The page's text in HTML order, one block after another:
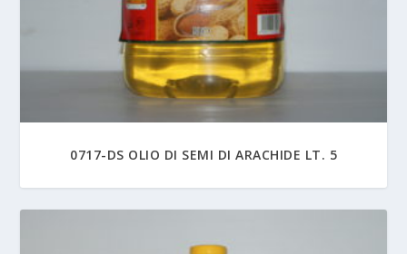
0717-DS OLIO DI SEMI DI ARACHIDE LT. 5